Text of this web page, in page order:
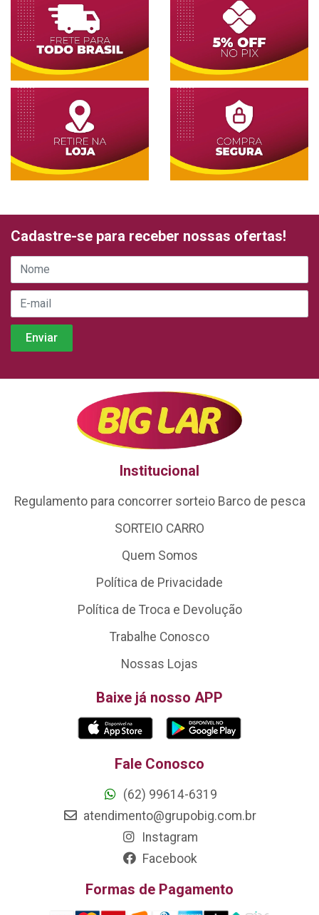
Cadastre-se para receber nossas ofertas!
Institucional
Regulamento para concorrer sorteio Barco de pesca
SORTEIO CARRO
Quem Somos
Política de Privacidade
Política de Troca e Devolução
Trabalhe Conosco
Nossas Lojas
Baixe já nosso APP
Fale Conosco
(62) 99614-6319
atendimento@grupobig.com.br
Instagram
Facebook
Formas de Pagamento